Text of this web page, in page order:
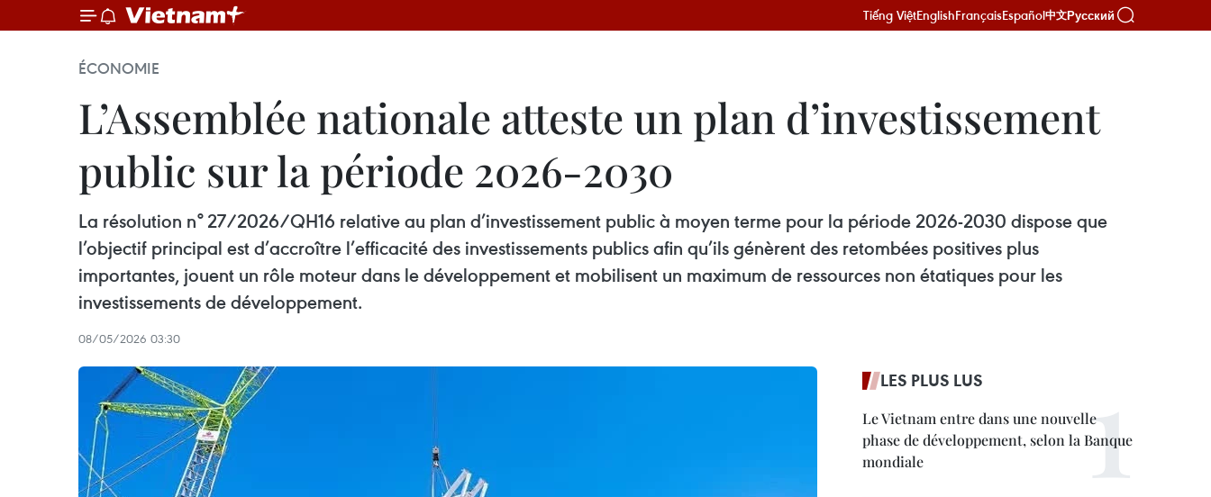
Tiếng ViệtEnglishFrançaisEspañol中文Русский
ÉCONOMIE
L’Assemblée nationale atteste un plan d’investissement
public sur la période 2026-2030
La résolution n° 27/2026/QH16 relative au plan d’investissement public à moyen terme pour la période 2026-2030 dispose que
l’objectif principal est d’accroître l’efficacité des investissements publics afin qu’ils génèrent des retombées positives plus
importantes, jouent un rôle moteur dans le développement et mobilisent un maximum de ressources non étatiques pour les
investissements de développement.
08/05/2026 03:30
LES PLUS LUS
Le Vietnam entre dans une nouvelle
phase de développement, selon la Banque
mondiale